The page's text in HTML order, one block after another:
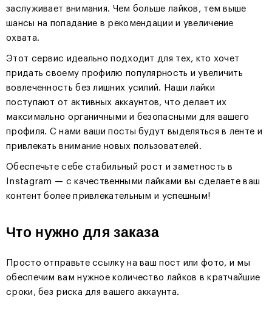
заслуживает внимания. Чем больше лайков, тем выше
шансы на попадание в рекомендации и увеличение
охвата.
Этот сервис идеально подходит для тех, кто хочет
придать своему профилю популярность и увеличить
вовлеченность без лишних усилий. Наши лайки
поступают от активных аккаунтов, что делает их
максимально органичными и безопасными для вашего
профиля. С нами ваши посты будут выделяться в ленте и
привлекать внимание новых пользователей.
Обеспечьте себе стабильный рост и заметность в
Instagram — с качественными лайками вы сделаете ваш
контент более привлекательным и успешным!
Что нужно для заказа
Просто отправьте ссылку на ваш пост или фото, и мы
обеспечим вам нужное количество лайков в кратчайшие
сроки, без риска для вашего аккаунта.